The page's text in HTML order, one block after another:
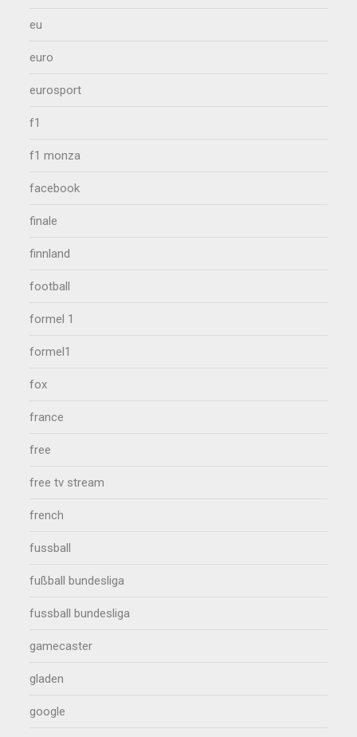
eu
euro
eurosport
f1
f1 monza
facebook
finale
finnland
football
formel 1
formel1
fox
france
free
free tv stream
french
fussball
fußball bundesliga
fussball bundesliga
gamecaster
gladen
google